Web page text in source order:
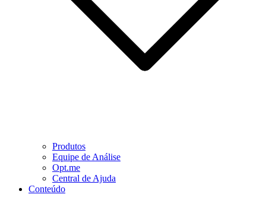
Produtos
Equipe de Análise
Opt.me
Central de Ajuda
Conteúdo